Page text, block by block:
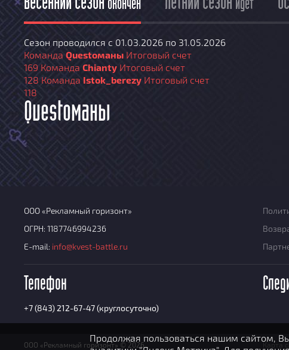
окончен идет
Сезон проводился с 01.03.2026 по 31.05.2026
Команда Questoманы Итоговый счет
169 Команда Chianty Итоговый счет
128 Команда Istok_berezy Итоговый счет
118
Questoманы
ООО «Рекламный горизонт»
ОГРН: 1187746994236
E-mail: info@kvest-battle.ru
Телефон
+7 (843) 212-67-47 (круглосуточно)
ООО «Рекламный горизонт» © 2026 Карта
Продолжая пользоваться нашим сайтом,